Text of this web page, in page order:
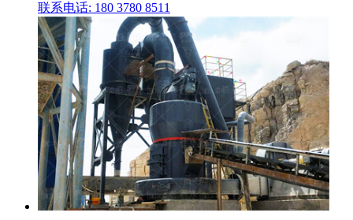
联系电话: 180 3780 8511